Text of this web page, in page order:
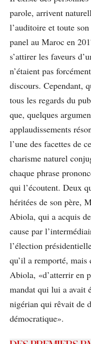
parole, arrivent
l’auditoire et toute
panel au Maroc en
s’attirer les faveurs
n’étaient pas
discours. Cependant,
tous les regards du
que, quelques
applaudissements
l’une des facettes de
charisme naturel
chaque phrase
qui l’écoutent. Deux
héritées de son père,
Abiola, qui a acquis
cause par
l’élection
qu’il a remporté,
Abiola, «d’atterrir en
mandat qui lui a avait
nigérian qui rêvait de
démocratique».